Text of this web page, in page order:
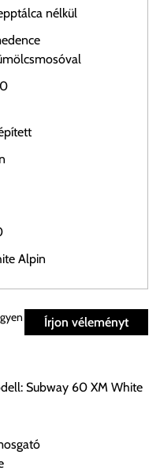
nélkül
Alpin
beérkezést követően
Írjon véleményt
Subway 60 XM White